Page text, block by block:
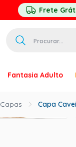
Frete
Fantasia Adulto
Capas Capa
2
princesa
3º